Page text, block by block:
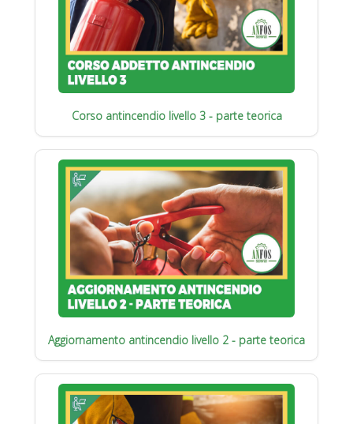
Corso antincendio livello 3 - parte teorica
Aggiornamento antincendio livello 2 - parte teorica